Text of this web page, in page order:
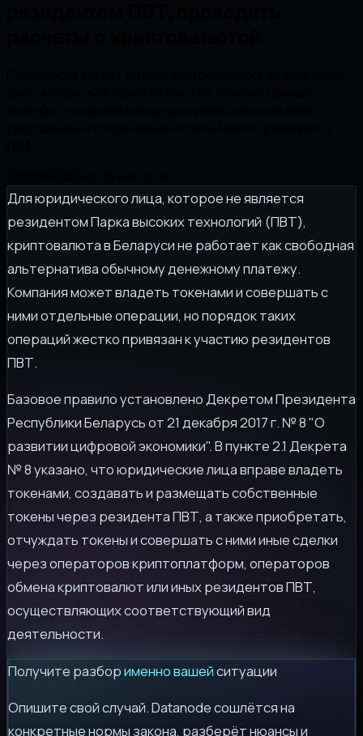
Для юридического лица, которое не является
резидентом Парка высоких технологий (ПВТ),
криптовалюта в Беларуси не работает как свободная
альтернатива обычному денежному платежу.
Компания может владеть токенами и совершать с
ними отдельные операции, но порядок таких
операций жестко привязан к участию резидентов
ПВТ.
Базовое правило установлено Декретом Президента
Республики Беларусь от 21 декабря 2017 г. № 8 "О
развитии цифровой экономики". В пункте 2.1 Декрета
№ 8 указано, что юридические лица вправе владеть
токенами, создавать и размещать собственные
токены через резидента ПВТ, а также приобретать,
отчуждать токены и совершать с ними иные сделки
через операторов криптоплатформ, операторов
обмена криптовалют или иных резидентов ПВТ,
осуществляющих соответствующий вид
деятельности.
Получите разборименно вашейситуации
Опишите свой случай. Datanode сошлётся на
конкретные нормы закона, разберёт нюансы и